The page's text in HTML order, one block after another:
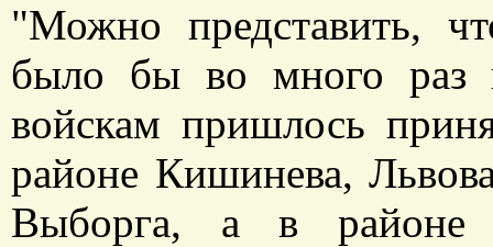
"Можно представить,
было бы во много раз
войскам пришлось
районе Кишинева,
Выборга, а в районе